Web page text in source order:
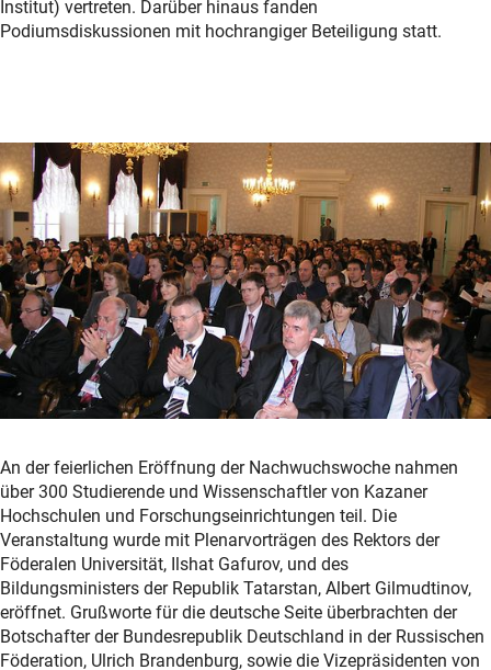
Institut) vertreten. Darüber hinaus fanden
Podiumsdiskussionen mit hochrangiger Beteiligung statt.
An der feierlichen Eröffnung der Nachwuchswoche nahmen
über 300 Studierende und Wissenschaftler von Kazaner
Hochschulen und Forschungseinrichtungen teil. Die
Veranstaltung wurde mit Plenarvorträgen des Rektors der
Föderalen Universität, Ilshat Gafurov, und des
Bildungsministers der Republik Tatarstan, Albert Gilmudtinov,
eröffnet. Grußworte für die deutsche Seite überbrachten der
Botschafter der Bundesrepublik Deutschland in der Russischen
Föderation, Ulrich Brandenburg, sowie die Vizepräsidenten von